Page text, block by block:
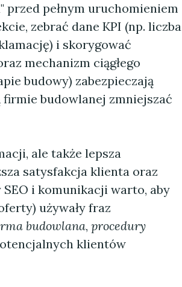
pełnym uruchomieniem
zebrać dane KPI (np. liczba
i skorygować
mechanizm ciągłego
budowy) zabezpieczają
budowlanej zmniejszać
ale także lepsza
satysfakcja klienta oraz
i komunikacji warto, aby
używały fraz
budowlana, procedury
klientów